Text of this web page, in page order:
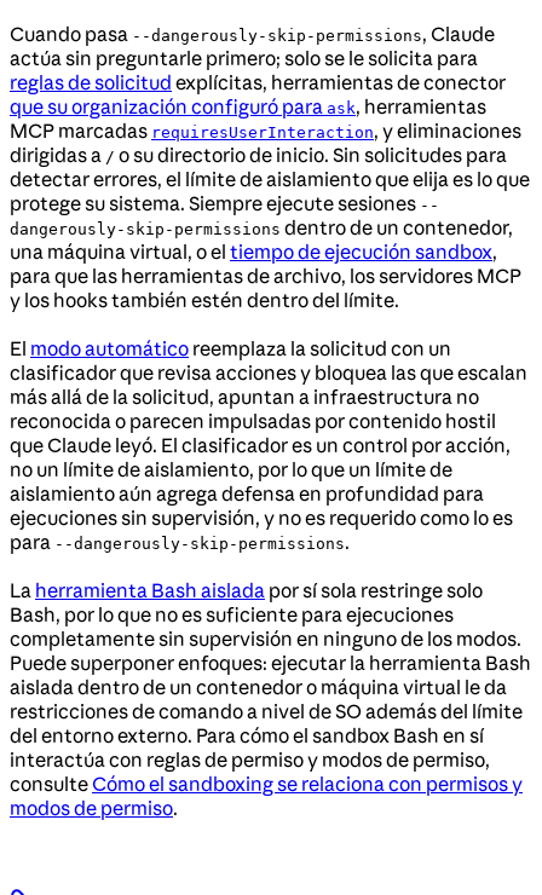
Cuando pasa --dangerously-skip-permissions, Claude
actúa sin preguntarle primero; solo se le solicita para
reglas de solicitud explícitas, herramientas de conector
que su organización configuró para ask, herramientas
MCP marcadas requiresUserInteraction, y eliminaciones
dirigidas a / o su directorio de inicio. Sin solicitudes para
detectar errores, el límite de aislamiento que elija es lo que
protege su sistema. Siempre ejecute sesiones --
dangerously-skip-permissions dentro de un contenedor,
una máquina virtual, o el tiempo de ejecución sandbox,
para que las herramientas de archivo, los servidores MCP
y los hooks también estén dentro del límite.
El modo automático reemplaza la solicitud con un
clasificador que revisa acciones y bloquea las que escalan
más allá de la solicitud, apuntan a infraestructura no
reconocida o parecen impulsadas por contenido hostil
que Claude leyó. El clasificador es un control por acción,
no un límite de aislamiento, por lo que un límite de
aislamiento aún agrega defensa en profundidad para
ejecuciones sin supervisión, y no es requerido como lo es
para --dangerously-skip-permissions.
La herramienta Bash aislada por sí sola restringe solo
Bash, por lo que no es suficiente para ejecuciones
completamente sin supervisión en ninguno de los modos.
Puede superponer enfoques: ejecutar la herramienta Bash
aislada dentro de un contenedor o máquina virtual le da
restricciones de comando a nivel de SO además del límite
del entorno externo. Para cómo el sandbox Bash en sí
interactúa con reglas de permiso y modos de permiso,
consulteCómo el sandboxing se relaciona con permisos y
modos de permiso.